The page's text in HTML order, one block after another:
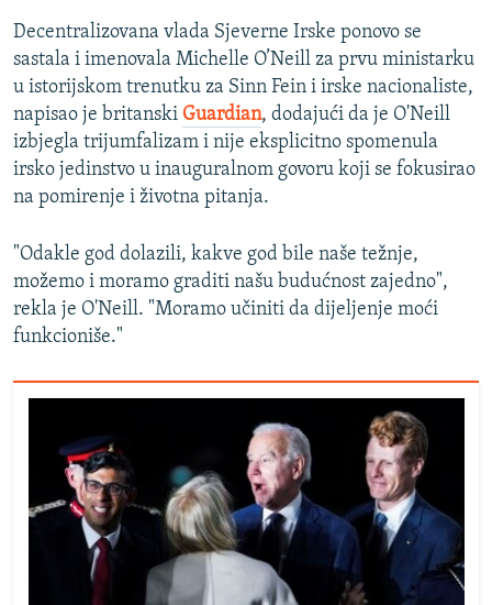
Decentralizovana vlada Sjeverne Irske ponovo se
sastala i imenovala Michelle O’Neill za prvu ministarku
u istorijskom trenutku za Sinn Fein i irske nacionaliste,
napisao je britanski Guardian, dodajući da je O'Neill
izbjegla trijumfalizam i nije eksplicitno spomenula
irsko jedinstvo u inauguralnom govoru koji se fokusirao
na pomirenje i životna pitanja.
"Odakle god dolazili, kakve god bile naše težnje,
možemo i moramo graditi našu budućnost zajedno",
rekla je O'Neill. "Moramo učiniti da dijeljenje moći
funkcioniše."